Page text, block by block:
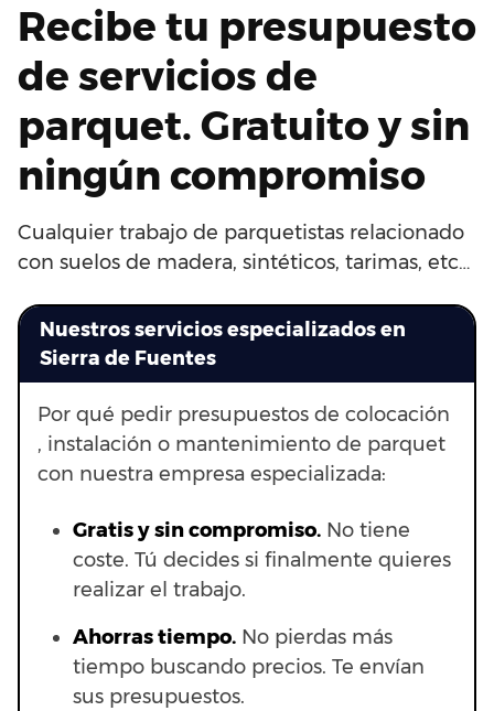
Recibe tu presupuesto
de servicios de
parquet. Gratuito y sin
ningún compromiso
Cualquier trabajo de parquetistas relacionado
con suelos de madera, sintéticos, tarimas, etc…
Nuestros servicios especializados en
Sierra de Fuentes
Por qué pedir presupuestos de colocación
, instalación o mantenimiento de parquet
con nuestra empresa especializada:
Gratis y sin compromiso. No tiene
coste. Tú decides si finalmente quieres
realizar el trabajo.
Ahorras tiempo. No pierdas más
tiempo buscando precios. Te envían
sus presupuestos.